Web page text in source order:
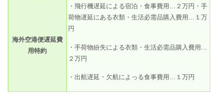
海外空港便遅延費
用特約
・飛行機遅延による宿泊・食事費用…２万円・手
荷物遅延にある衣類・生活必需品購入費用…１万
円
・手荷物紛失による衣類・生活必需品購入費用…
２万円
・出航遅延・欠航によっる食事費用…１万円